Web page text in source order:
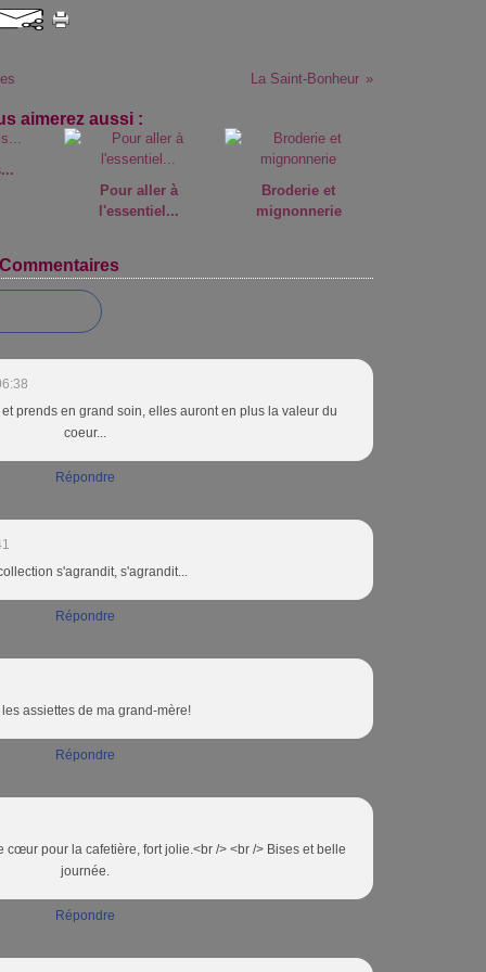
La Saint-Bonheur
aimerez aussi :
Pour aller à
l'essentiel...
Broderie et
mignonnerie
Commentaires
prends en grand soin, elles auront en plus la valeur du
coeur...
Répondre
s'agrandit, s'agrandit...
Répondre
les assiettes de ma grand-mère!
Répondre
cœur pour la cafetière, fort jolie.<br /> <br /> Bises et belle
journée.
Répondre